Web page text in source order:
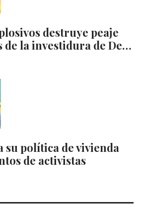
destruye peaje
de la investidura de De…
política de vivienda
de activistas